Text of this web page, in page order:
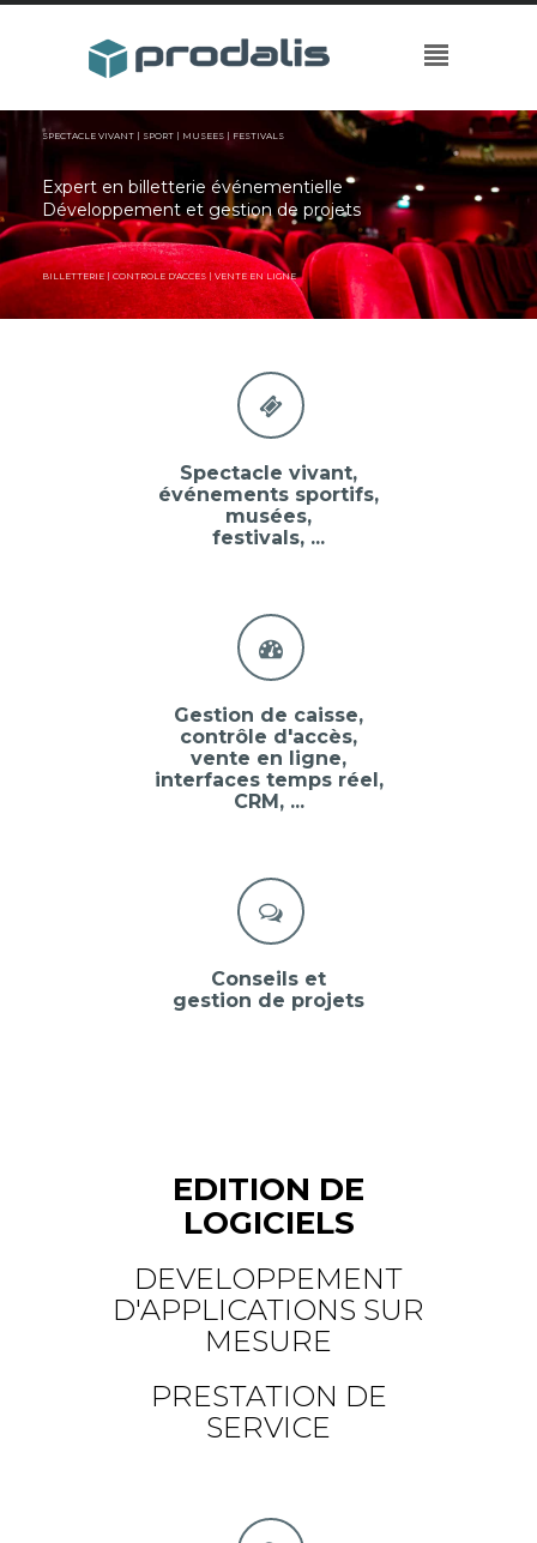
Expert en billetterie événementielle
Développement et gestion de projets
SPECTACLE VIVANT | SPORT | MUSEES | FESTIVALS
BILLETTERIE | CONTROLE D'ACCES | VENTE EN LIGNE
Spectacle vivant,
événements sportifs,
musées,
festivals, ...
Gestion de caisse,
contrôle d'accès,
vente en ligne,
interfaces temps réel,
CRM, ...
Conseils et
gestion de projets
EDITION DE
LOGICIELS
DEVELOPPEMENT
D'APPLICATIONS SUR
MESURE
PRESTATION DE
SERVICE